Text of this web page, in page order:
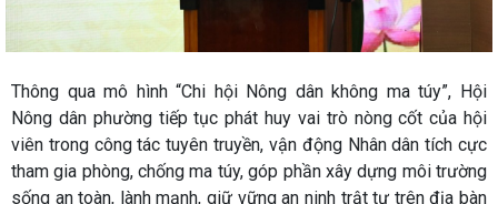
Thông qua mô hình “Chi hội Nông dân không ma túy”, Hội
Nông dân phường tiếp tục phát huy vai trò nòng cốt của hội
viên trong công tác tuyên truyền, vận động Nhân dân tích cực
tham gia phòng, chống ma túy, góp phần xây dựng môi trường
sống an toàn, lành mạnh, giữ vững an ninh trật tự trên địa bàn